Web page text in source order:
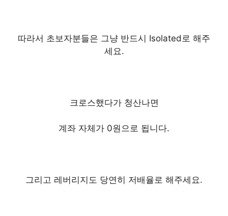
따라서 초보자분들은 그냥 반드시 Isolated로 해주
세요.
크로스했다가 청산나면
계좌 자체가 0원으로 됩니다.
그리고 레버리지도 당연히 저배율로 해주세요.